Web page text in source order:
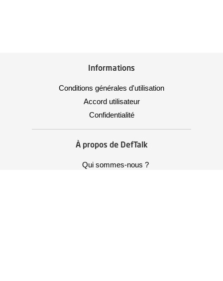
Informations
Conditions générales d'utilisation
Accord utilisateur
Confidentialité
À propos de DefTalk
Qui sommes-nous ?